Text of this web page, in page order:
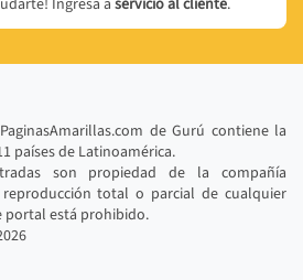
de Gurú contiene la
países de Latinoamérica.
son propiedad de la compañía
total o parcial de cualquier
portal está prohibido.